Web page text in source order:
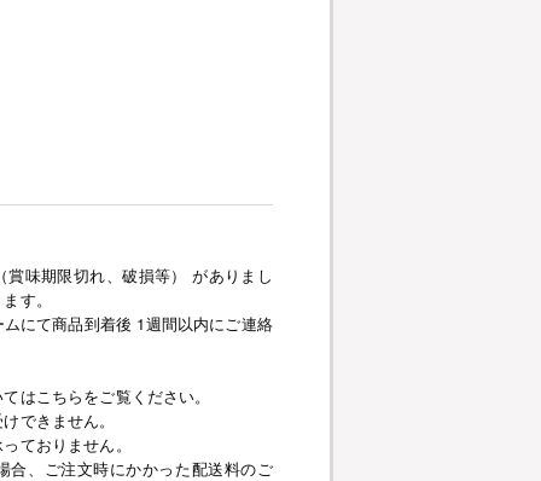
味期限切れ、破損等） がありまし
す。
にて商品到着後 1週間以内にご連絡
はこちらをご覧ください。
できません。
ておりません。
合、ご注文時にかかった配送料のご